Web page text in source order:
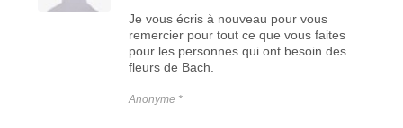
Je vous écris à nouveau pour vous
remercier pour tout ce que vous faites
pour les personnes qui ont besoin des
fleurs de Bach.
Anonyme *